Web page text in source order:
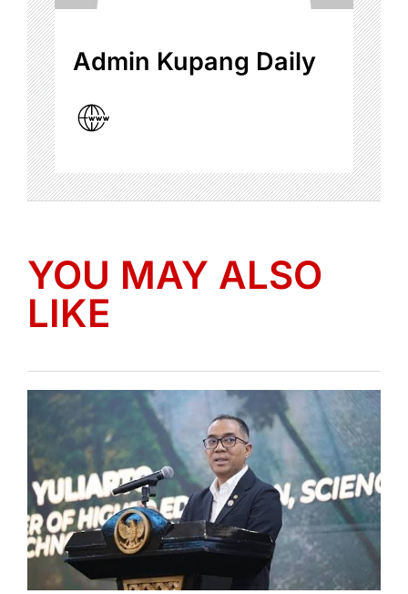
Admin Kupang Daily
YOU MAY ALSO
LIKE